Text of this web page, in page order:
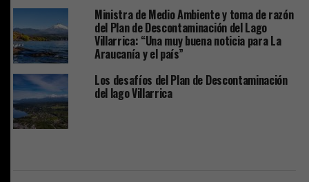
Ministra de Medio Ambiente y toma de razón
del Plan de Descontaminación del Lago
Villarrica: “Una muy buena noticia para La
Araucanía y el país”
Los desafíos del Plan de Descontaminación
del lago Villarrica